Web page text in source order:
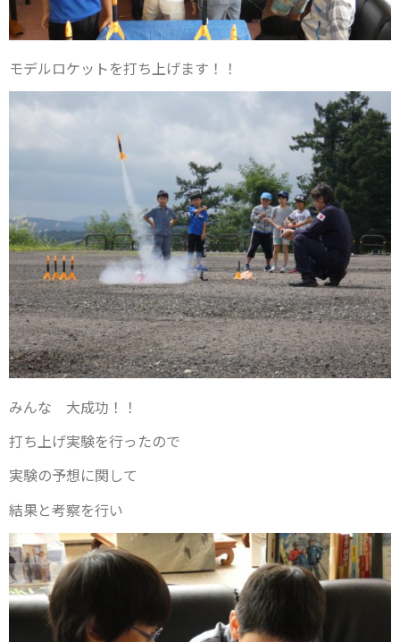
モデルロケットを打ち上げます！！
みんな 大成功！！
打ち上げ実験を行ったので
実験の予想に関して
結果と考察を行い